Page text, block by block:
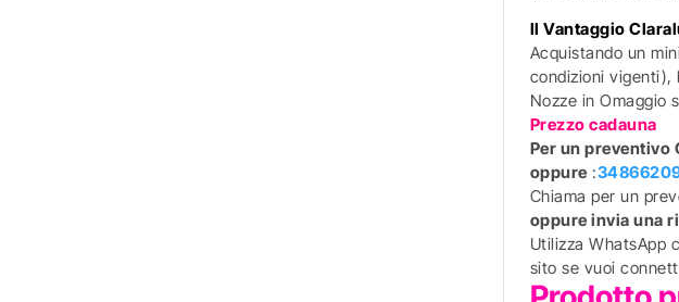
Il Vantaggio
Acquistando un
condizioni vigenti),
Nozze in Omaggio
Prezzo cadauna
Per un preventivo
oppure :
Chiama per un
oppure invia una
Utilizza WhatsApp
sito se vuoi